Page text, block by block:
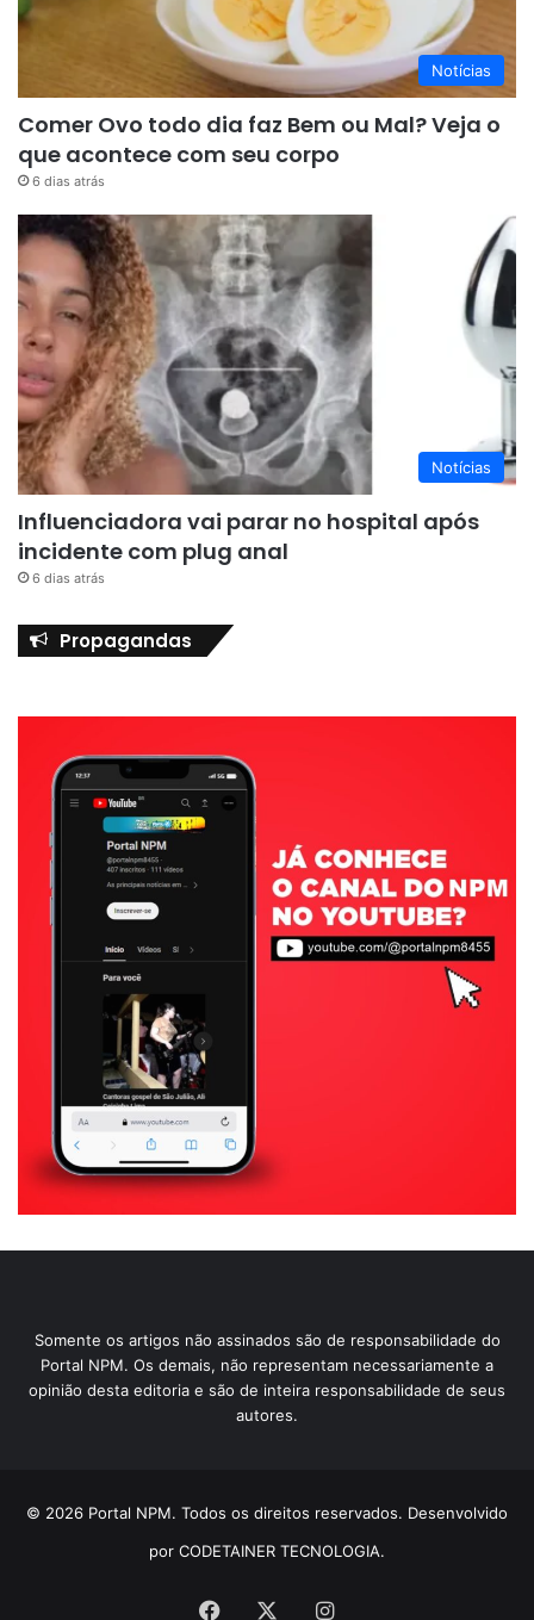
Notícias
Comer Ovo todo dia faz Bem ou Mal? Veja o
que acontece com seu corpo
6 dias atrás
Notícias
Influenciadora vai parar no hospital após
incidente com plug anal
6 dias atrás
Propagandas
Somente os artigos não assinados são de responsabilidade do
Portal NPM. Os demais, não representam necessariamente a
opinião desta editoria e são de inteira responsabilidade de seus
autores.
© 2026 Portal NPM. Todos os direitos reservados. Desenvolvido
por CODETAINER TECNOLOGIA.
Facebook Instagram